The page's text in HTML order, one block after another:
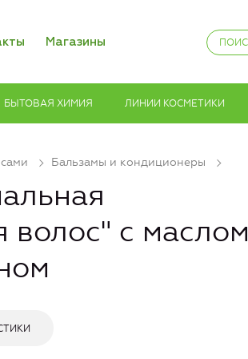
Магазины
БЫТОВАЯ ХИМИЯ ЛИНИИ КОСМЕТИКИ
Бальзамы и кондиционеры
волос" с маслом